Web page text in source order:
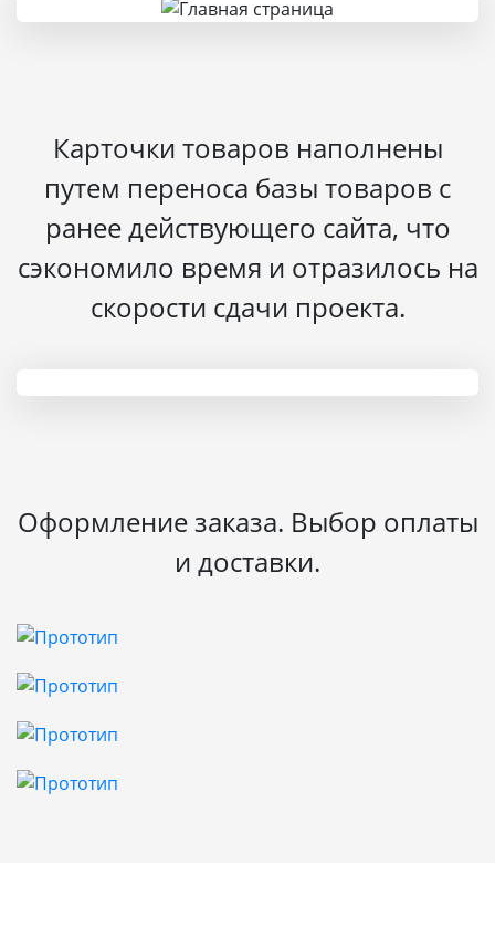
Карточки товаров наполнены
путем переноса базы товаров с
ранее действующего сайта, что
сэкономило время и отразилось на
скорости сдачи проекта.
Оформление заказа. Выбор оплаты
и доставки.